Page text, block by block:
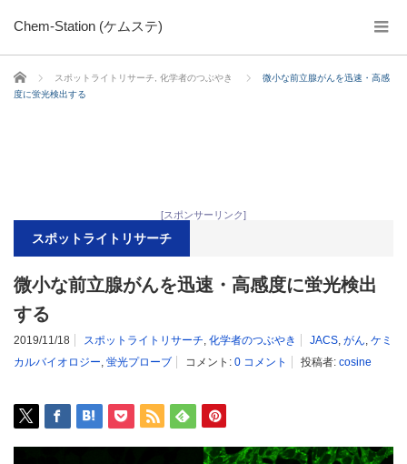
Chem-Station (ケムステ)
ホーム スポットライトリサーチ 化学者のつぶやき
微小な前立腺がんを迅速・高感
度に蛍光検出する
[スポンサーリンク]
スポットライトリサーチ
微小な前立腺がんを迅速・高感度に蛍光検出
する
2019/11/18 スポットライトリサーチ, 化学者のつぶやき JACS, がん, ケミ
カルバイオロジー, 蛍光プローブ コメント: 0 コメント 投稿者: cosine